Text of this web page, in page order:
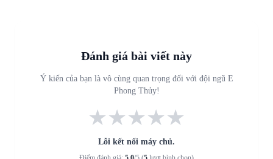
Đánh giá bài viết này
Ý kiến của bạn là vô cùng quan trọng đối với đội ngũ E
Phong Thủy!
★★★★★
Lỗi kết nối máy chủ.